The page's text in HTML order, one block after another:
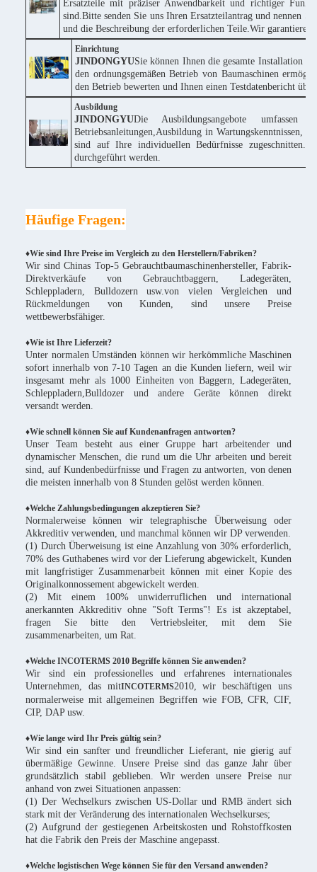
Ersatzteile mit präziser Anwendbarkeit und richtiger
sind.Bitte senden Sie uns Ihren Ersatzteilantrag und nennen
und die Beschreibung der erforderlichen Teile.Wir
Einrichtung
JINDONGYUSie können Ihnen die gesamte Installation
den ordnungsgemäßen Betrieb von Baumaschinen
den Betrieb bewerten und Ihnen einen Testdatenbericht
Ausbildung
JINDONGYUDie Ausbildungsangebote
Betriebsanleitungen,Ausbildung in Wartungskenntnissen,
sind auf Ihre individuellen Bedürfnisse
durchgeführt werden.
Häufige Fragen:
♦Wie sind Ihre Preise im Vergleich zu den Herstellern/Fabriken?
Wir sind Chinas Top-5 Gebrauchtbaumaschinenhersteller, Fabrik-
Direktverkäufe von Gebrauchtbaggern, Ladegeräten,
Schleppladern, Bulldozern usw.von vielen Vergleichen und
Rückmeldungen von Kunden, sind unsere Preise
wettbewerbsfähiger.
♦Wie ist Ihre Lieferzeit?
Unter normalen Umständen können wir herkömmliche Maschinen
sofort innerhalb von 7-10 Tagen an die Kunden liefern, weil wir
insgesamt mehr als 1000 Einheiten von Baggern, Ladegeräten,
Schleppladern,Bulldozer und andere Geräte können direkt
versandt werden.
♦Wie schnell können Sie auf Kundenanfragen antworten?
Unser Team besteht aus einer Gruppe hart arbeitender und
dynamischer Menschen, die rund um die Uhr arbeiten und bereit
sind, auf Kundenbedürfnisse und Fragen zu antworten, von denen
die meisten innerhalb von 8 Stunden gelöst werden können.
♦Welche Zahlungsbedingungen akzeptieren Sie?
Normalerweise können wir telegraphische Überweisung oder
Akkreditiv verwenden, und manchmal können wir DP verwenden.
(1) Durch Überweisung ist eine Anzahlung von 30% erforderlich,
70% des Guthabenes wird vor der Lieferung abgewickelt, Kunden
mit langfristiger Zusammenarbeit können mit einer Kopie des
Originalkonnossement abgewickelt werden.
(2) Mit einem 100% unwiderruflichen und international
anerkannten Akkreditiv ohne "Soft Terms"! Es ist akzeptabel,
fragen Sie bitte den Vertriebsleiter, mit dem Sie
zusammenarbeiten, um Rat.
♦Welche INCOTERMS 2010 Begriffe können Sie anwenden?
Wir sind ein professionelles und erfahrenes internationales
Unternehmen, das mitINCOTERMS2010, wir beschäftigen uns
normalerweise mit allgemeinen Begriffen wie FOB, CFR, CIF,
CIP, DAP usw.
♦Wie lange wird Ihr Preis gültig sein?
Wir sind ein sanfter und freundlicher Lieferant, nie gierig auf
übermäßige Gewinne. Unsere Preise sind das ganze Jahr über
grundsätzlich stabil geblieben. Wir werden unsere Preise nur
anhand von zwei Situationen anpassen:
(1) Der Wechselkurs zwischen US-Dollar und RMB ändert sich
stark mit der Veränderung des internationalen Wechselkurses;
(2) Aufgrund der gestiegenen Arbeitskosten und Rohstoffkosten
hat die Fabrik den Preis der Maschine angepasst.
♦Welche logistischen Wege können Sie für den Versand anwenden?